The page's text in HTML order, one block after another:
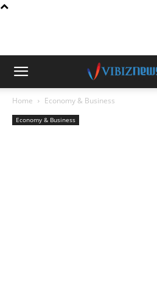
Home Economy & Business
Economy & Business